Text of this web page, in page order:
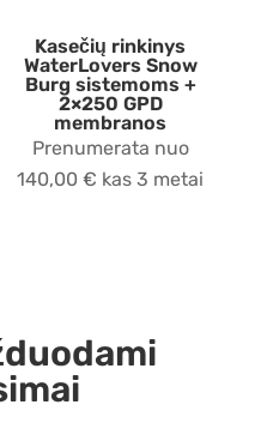
Kasečių rinkinys
WaterLovers Snow
Burg sistemoms +
2×250 GPD
membranos
Prenumerata nuo
140,00€ kas 3 metai